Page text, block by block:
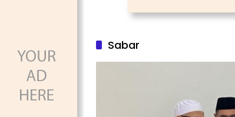
Sabar